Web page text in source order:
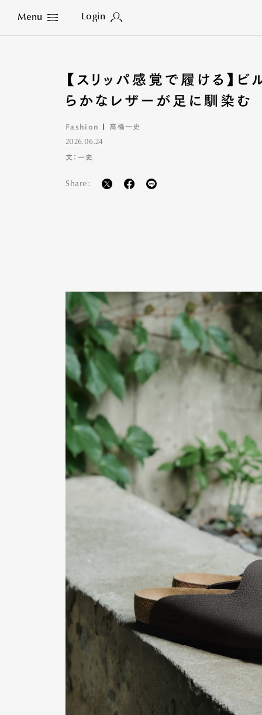
Menu Login
Close
【スリッパ感覚で履ける】
らかなレザーが足に馴染む
Fashion 高橋一史
2026.06.24
文：一史
Share: